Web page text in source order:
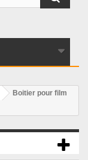
Boitier pour film